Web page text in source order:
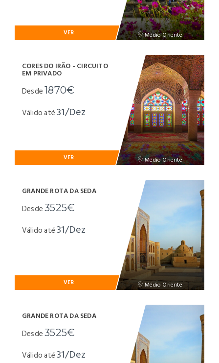
Médio Oriente
VER
Médio Oriente
CORES DO IRÃO - CIRCUITO
EM PRIVADO
Desde1870€
Válido até31/Dez
VER
Médio Oriente
GRANDE ROTA DA SEDA
Desde3525€
Válido até31/Dez
VER
GRANDE ROTA DA SEDA
Desde3525€
Válido até31/Dez